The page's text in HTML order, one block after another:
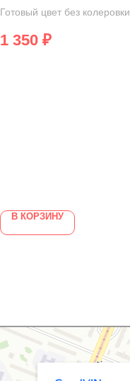
Arktikweiss 1л
Готовый цвет без колеровки
1 350 ₽
В КОРЗИНУ